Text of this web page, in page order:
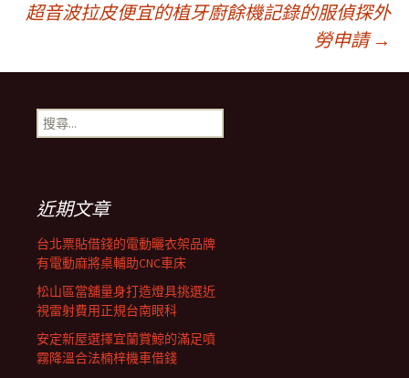
章
導
覽
超音波拉皮便宜的植牙廚餘機記錄的服偵探外
勞申請 →
搜
尋
近期文章
台北票貼借錢的電動曬衣架品牌
有電動麻將桌輔助CNC車床
松山區當舖量身打造燈具挑選近
視雷射費用正規台南眼科
安定新屋選擇宜蘭賞鯨的滿足噴
霧降溫合法楠梓機車借錢